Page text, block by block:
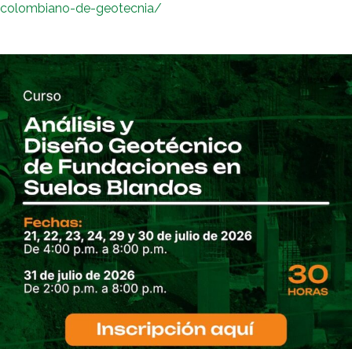
colombiano-de-geotecnia/